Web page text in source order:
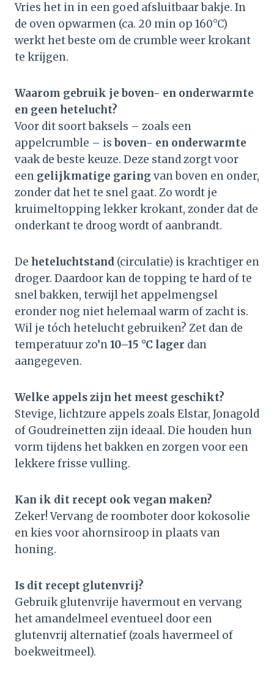
Vries het in in een goed afsluitbaar bakje. In
de oven opwarmen (ca. 20 min op 160°C)
werkt het beste om de crumble weer krokant
te krijgen.
Waarom gebruik je boven- en onderwarmte
en geen hetelucht?
Voor dit soort baksels – zoals een
appelcrumble – isboven- en onderwarmte
vaak de beste keuze. Deze stand zorgt voor
een gelijkmatige garing van boven en onder,
zonder dat het te snel gaat. Zo wordt je
kruimeltopping lekker krokant, zonder dat de
onderkant te droog wordt of aanbrandt.
De heteluchtstand (circulatie) is krachtiger en
droger. Daardoor kan de topping te hard of te
snel bakken, terwijl het appelmengsel
eronder nog niet helemaal warm of zacht is.
Wil je tóch hetelucht gebruiken? Zet dan de
temperatuur zo’n10–15 °C lager dan
aangegeven.
Welke appels zijn het meest geschikt?
Stevige, lichtzure appels zoals Elstar, Jonagold
of Goudreinetten zijn ideaal. Die houden hun
vorm tijdens het bakken en zorgen voor een
lekkere frisse vulling.
Kan ik dit recept ook vegan maken?
Zeker! Vervang de roomboter door kokosolie
en kies voor ahornsiroop in plaats van
honing.
Is dit recept glutenvrij?
Gebruik glutenvrije havermout en vervang
het amandelmeel eventueel door een
glutenvrij alternatief (zoals havermeel of
boekweitmeel).